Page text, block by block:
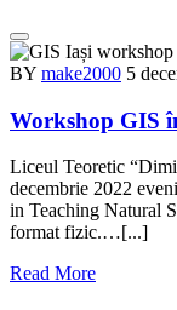
BY make2000 5
Workshop GIS
Liceul Teoretic
decembrie 2022
in Teaching Natural
format fizic.…[...]
Read More